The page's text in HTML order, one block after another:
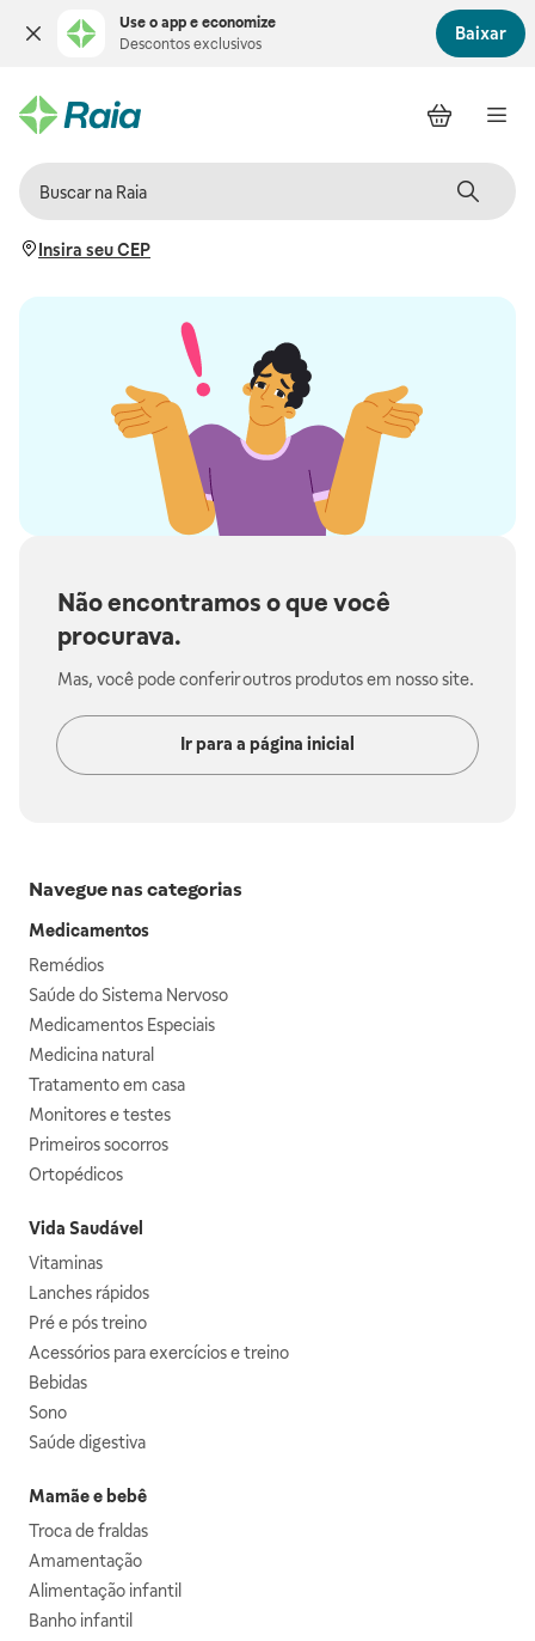
Use o app e economize
Descontos exclusivos
Baixar
Insira seu CEP
Não encontramos o que você
procurava.
Mas, você pode conferir outros produtos em nosso site.
Ir para a página inicial
Navegue nas categorias
Medicamentos
Remédios
Saúde do Sistema Nervoso
Medicamentos Especiais
Medicina natural
Tratamento em casa
Monitores e testes
Primeiros socorros
Ortopédicos
Vida Saudável
Vitaminas
Lanches rápidos
Pré e pós treino
Acessórios para exercícios e treino
Bebidas
Sono
Saúde digestiva
Mamãe e bebê
Troca de fraldas
Amamentação
Alimentação infantil
Banho infantil